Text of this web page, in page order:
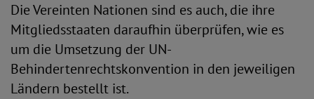
Die Vereinten Nationen sind es auch, die ihre
Mitgliedsstaaten daraufhin überprüfen, wie es
um die Umsetzung der UN-
Behindertenrechtskonvention in den jeweiligen
Ländern bestellt ist.